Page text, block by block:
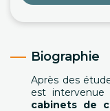
Biographie
Après des
est
cabinets de